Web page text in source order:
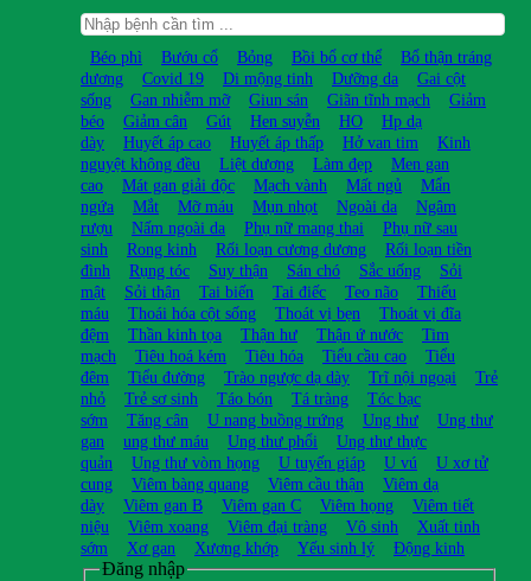
Béo phì Bướu cổ Bỏng Bồi bổ cơ thể
Bổ thận tráng
dương
Covid 19 Di mộng tinh Dưỡng da
Gai cột
sống
Gan nhiễm mỡ Giun sán Giãn tĩnh mạch
Giảm
béo
Giảm cân Gút Hen suyễn HO
Hp dạ
dày
Huyết áp cao Huyết áp thấp Hở van tim
Kinh
nguyệt không đều
Liệt dương Làm đẹp
Men gan
cao
Mát gan giải độc Mạch vành Mất ngủ
Mẩn
ngứa
Mắt Mỡ máu Mụn nhọt Ngoài da
Ngâm
rượu
Nấm ngoài da Phụ nữ mang thai
Phụ nữ sau
sinh
Rong kinh Rối loạn cương dương
Rối loạn tiền
đình
Rụng tóc Suy thận Sán chó Sắc uống
Sỏi
mật
Sỏi thận Tai biến Tai điếc Teo não
Thiếu
máu
Thoái hóa cột sống Thoát vị bẹn
Thoát vị đĩa
đệm
Thần kinh tọa Thận hư Thận ứ nước
Tim
mạch
Tiêu hoá kém Tiêu hóa Tiểu cầu cao
Tiểu
đêm
Tiểu đường Trào ngược dạ dày Trĩ nội ngoại
Trẻ
nhỏ
Trẻ sơ sinh Táo bón Tá tràng
Tóc bạc
sớm
Tăng cân U nang buồng trứng Ung thư
Ung thư
gan
ung thư máu Ung thư phổi
Ung thư thực
quản
Ung thư vòm họng U tuyến giáp U vú
U xơ tử
cung
Viêm bàng quang Viêm cầu thận
Viêm dạ
dày
Viêm gan B Viêm gan C Viêm họng
Viêm tiết
niệu
Viêm xoang Viêm đại tràng Vô sinh
Xuất tinh
sớm
Xơ gan Xương khớp Yếu sinh lý Động kinh
Đăng nhập